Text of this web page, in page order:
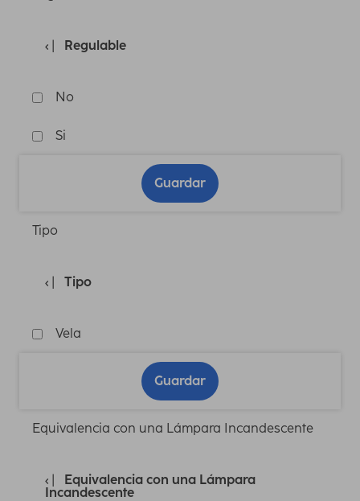
Regulable
No
Si
Guardar
Tipo
Tipo
Vela
Guardar
Equivalencia con una Lámpara Incandescente
Equivalencia con una Lámpara
Incandescente